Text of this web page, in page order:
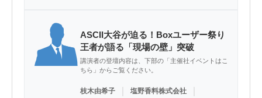
ASCII大谷が迫る！Boxユーザー祭り
王者が語る「現場の壁」突破
講演者の登壇内容は、下部の「主催社イベントはこ
ちら」からご覧ください。
枝木由希子 塩野香料株式会社